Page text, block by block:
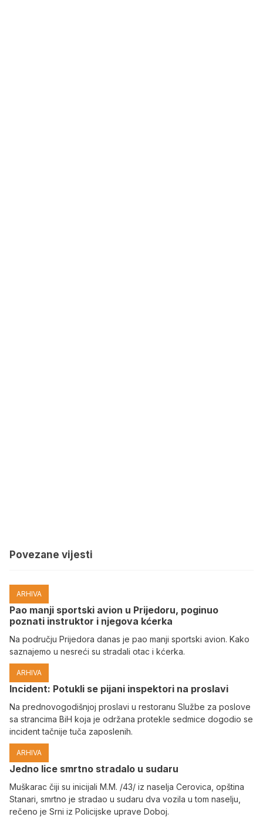
Povezane vijesti
ARHIVA
Pao manji sportski avion u Prijedoru, poginuo
poznati instruktor i njegova kćerka
Na području Prijedora danas je pao manji sportski avion. Kako
saznajemo u nesreći su stradali otac i kćerka.
ARHIVA
Incident: Potukli se pijani inspektori na proslavi
Na prednovogodišnjoj proslavi u restoranu Službe za poslove
sa strancima BiH koja je održana protekle sedmice dogodio se
incident tačnije tuča zaposlenih.
ARHIVA
Јedno lice smrtno stradalo u sudaru
Muškarac čiji su inicijali M.M. /43/ iz naselja Cerovica, opština
Stanari, smrtno je stradao u sudaru dva vozila u tom naselju,
rečeno je Srni iz Policijske uprave Doboj.